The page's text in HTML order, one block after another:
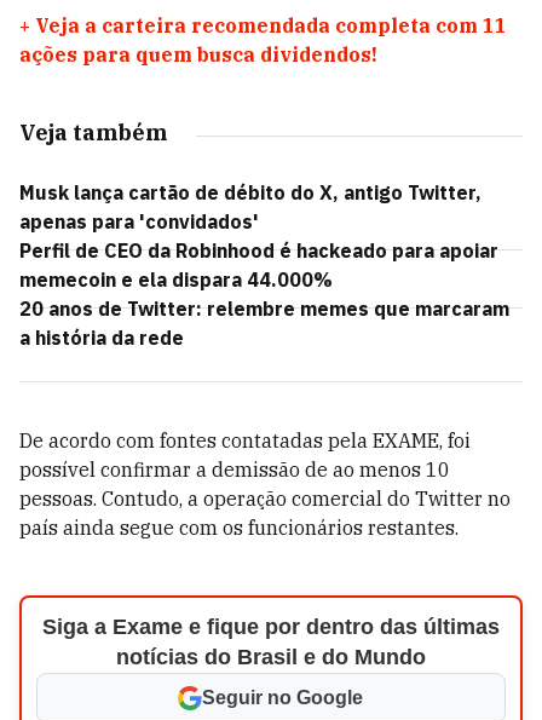
+ Veja a carteira recomendada completa com 11
ações para quem busca dividendos!
Veja também
Musk lança cartão de débito do X, antigo Twitter,
apenas para 'convidados'
Perfil de CEO da Robinhood é hackeado para apoiar
memecoin e ela dispara 44.000%
20 anos de Twitter: relembre memes que marcaram
a história da rede
De acordo com fontes contatadas pela EXAME, foi
possível confirmar a demissão de ao menos 10
pessoas. Contudo, a operação comercial do Twitter no
país ainda segue com os funcionários restantes.
Siga a Exame e fique por dentro das últimas
notícias do Brasil e do Mundo
Seguir no Google